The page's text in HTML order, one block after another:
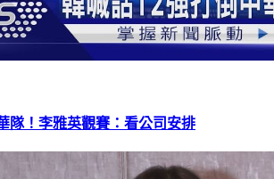
隊！李雅英觀賽：看公司安排